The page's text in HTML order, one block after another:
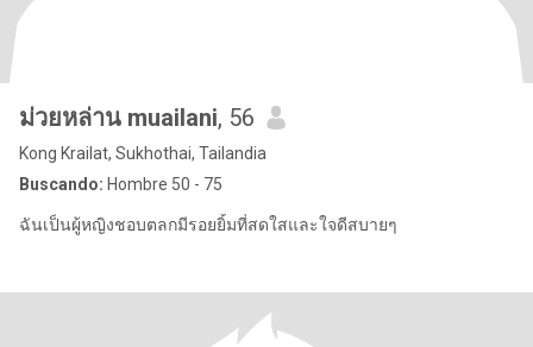
ม่วยหล่าน muailani, 56
Kong Krailat, Sukhothai, Tailandia
Buscando: Hombre 50 - 75
ฉันเป็นผู้หญิงชอบตลกมีรอยยิ้มที่สดใสและใจดีสบายๆ